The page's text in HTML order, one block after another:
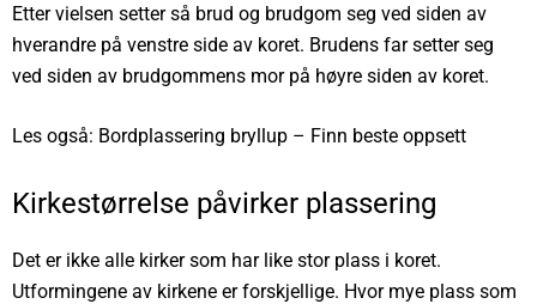
Etter vielsen setter så brud og brudgom seg ved siden av
hverandre på venstre side av koret. Brudens far setter seg
ved siden av brudgommens mor på høyre siden av koret.
Les også: Bordplassering bryllup – Finn beste oppsett
Kirkestørrelse påvirker plassering
Det er ikke alle kirker som har like stor plass i koret.
Utformingene av kirkene er forskjellige. Hvor mye plass som